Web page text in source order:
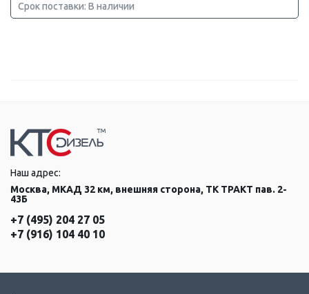
Срок поставки: В наличии
Наш адрес:
Москва, МКАД 32 км, внешняя сторона, ТК ТРАКТ пав. 2-
43Б
+7 (495) 204 27 05
+7 (916) 104 40 10